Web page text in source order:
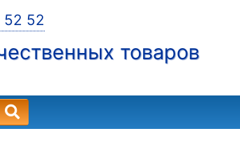
52 52
товаров